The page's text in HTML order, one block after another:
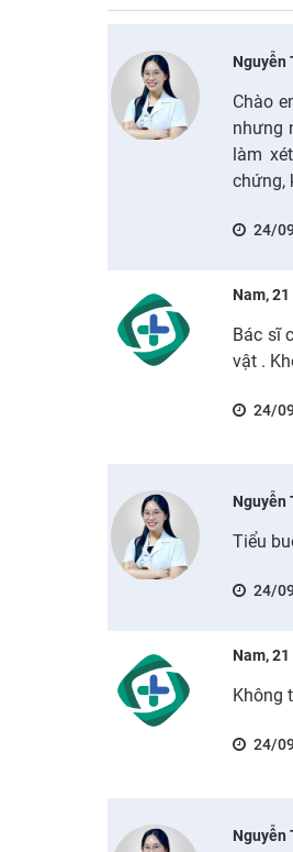
Nguyễn
Chào
nhưng
làm
chứng,
24/
Nam,
Bác sĩ
vật .
24/
Nguyễn
Tiểu
24/
Nam,
Không
24/
Nguyễn